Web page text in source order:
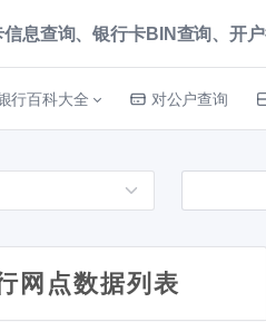
息查询、银行卡BIN查询、开
行百科大全 对公户查询
网点数据列表